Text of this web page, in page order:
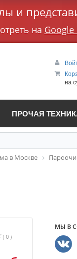
и
на Google
на
ПРОЧАЯ
в Москве
( 0 )
МЫ В